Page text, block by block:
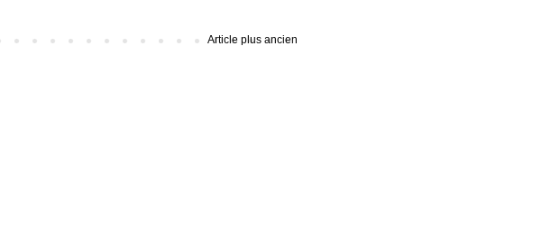
Article plus ancien